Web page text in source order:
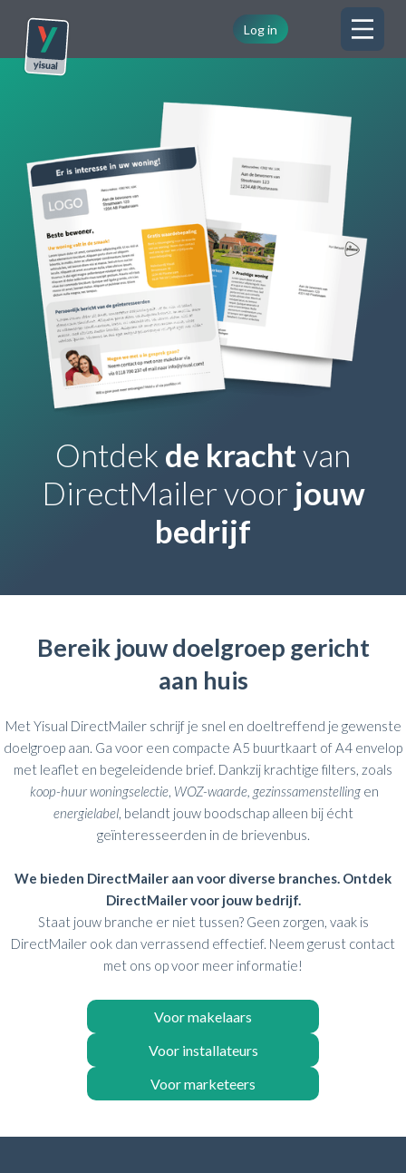
Log in
Ontdek de krachtvan
DirectMailer voor jouw
bedrijf
Bereik jouw doelgroep gericht
aan huis
Met Yisual DirectMailer schrijf je snel en doeltreffend je gewenste
doelgroep aan. Ga voor een compacte A5 buurtkaart of A4 envelop
met leaflet en begeleidende brief. Dankzij krachtige filters, zoals
koop-huur woningselectie, WOZ-waarde, gezinssamenstelling en
energielabel, belandt jouw boodschap alleen bij écht
geïnteresseerden in de brievenbus.
We bieden DirectMailer aan voor diverse branches. Ontdek
DirectMailer voor jouw bedrijf.
Staat jouw branche er niet tussen? Geen zorgen, vaak is
DirectMailer ook dan verrassend effectief. Neem gerust contact
met ons op voor meer informatie!
Voor makelaars
Voor installateurs
Voor marketeers